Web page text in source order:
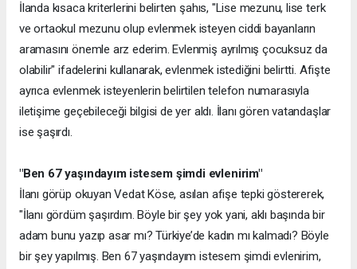
İlanda kısaca kriterlerini belirten şahıs, "Lise mezunu, lise terk
ve ortaokul mezunu olup evlenmek isteyen ciddi bayanların
aramasını önemle arz ederim. Evlenmiş ayrılmış çocuksuz da
olabilir" ifadelerini kullanarak, evlenmek istediğini belirtti. Afişte
ayrıca evlenmek isteyenlerin belirtilen telefon numarasıyla
iletişime geçebileceği bilgisi de yer aldı. İlanı gören vatandaşlar
ise şaşırdı.
"Ben 67 yaşındayım istesem şimdi evlenirim"
İlanı görüp okuyan Vedat Köse, asılan afişe tepki göstererek,
"İlanı gördüm şaşırdım. Böyle bir şey yok yani, aklı başında bir
adam bunu yazıp asar mı? Türkiye’de kadın mı kalmadı? Böyle
bir şey yapılmış. Ben 67 yaşındayım istesem şimdi evlenirim,